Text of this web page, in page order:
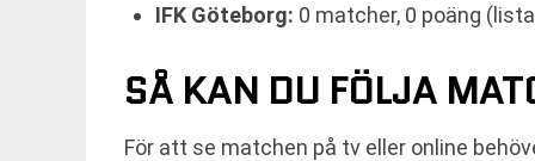
IFK Göteborg: 0 matcher, 0 poäng
SÅ KAN DU FÖLJA
För att se matchen på tv eller online